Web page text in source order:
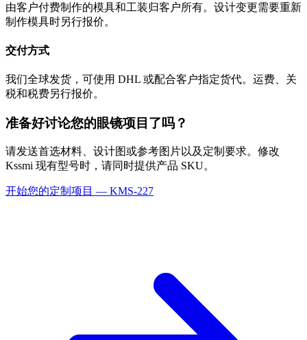
由客户付费制作的模具和工装归客户所有。设计变更需要重新
制作模具时另行报价。
交付方式
我们全球发货，可使用 DHL 或配合客户指定货代。运费、关
税和税费另行报价。
准备好讨论您的眼镜项目了吗？
请发送首选材料、设计图或参考图片以及定制要求。修改
Kssmi 现有型号时，请同时提供产品 SKU。
开始您的定制项目 — KMS-227